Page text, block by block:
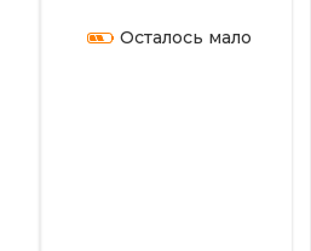
Осталось мало